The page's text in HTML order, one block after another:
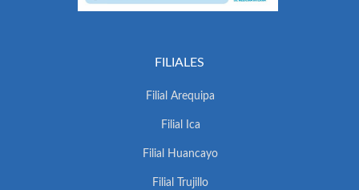
FILIALES
Filial Arequipa
Filial Ica
Filial Huancayo
Filial Trujillo